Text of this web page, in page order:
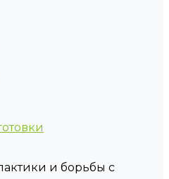
и борьбы с